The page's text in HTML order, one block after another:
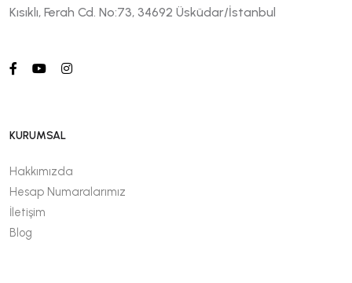
Kısıklı, Ferah Cd. No:73, 34692 Üsküdar/İstanbul
KURUMSAL
Hakkımızda
Hesap Numaralarımız
İletişim
Blog